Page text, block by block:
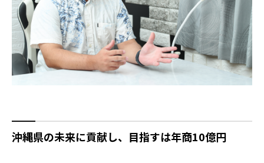
沖縄県の未来に貢献し、目指すは年商10億円